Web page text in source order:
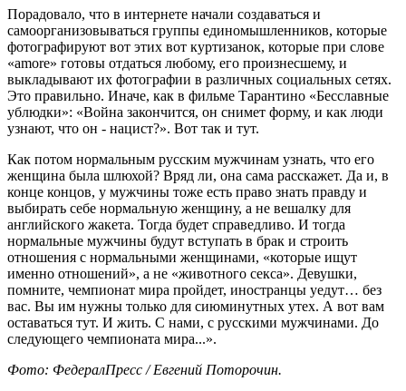
Порадовало, что в интернете начали создаваться и
самоорганизовываться группы единомышленников, которые
фотографируют вот этих вот куртизанок, которые при слове
«amore» готовы отдаться любому, его произнесшему, и
выкладывают их фотографии в различных социальных сетях.
Это правильно. Иначе, как в фильме Тарантино «Бесславные
ублюдки»: «Война закончится, он снимет форму, и как люди
узнают, что он - нацист?». Вот так и тут.
Как потом нормальным русским мужчинам узнать, что его
женщина была шлюхой? Вряд ли, она сама расскажет. Да и, в
конце концов, у мужчины тоже есть право знать правду и
выбирать себе нормальную женщину, а не вешалку для
английского жакета. Тогда будет справедливо. И тогда
нормальные мужчины будут вступать в брак и строить
отношения с нормальными женщинами, «которые ищут
именно отношений», а не «животного секса». Девушки,
помните, чемпионат мира пройдет, иностранцы уедут… без
вас. Вы им нужны только для сиюминутных утех. А вот вам
оставаться тут. И жить. С нами, с русскими мужчинами. До
следующего чемпионата мира...».
Фото: ФедералПресс / Евгений Поторочин.